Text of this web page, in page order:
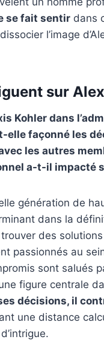
se fait sentir dans
l’image
sur
Kohler dans
elle façonné les
les autres
a-t-il impacté
génération de
dans la
des
passionnés au
sont salués
figure centrale
décisions, il
une distance